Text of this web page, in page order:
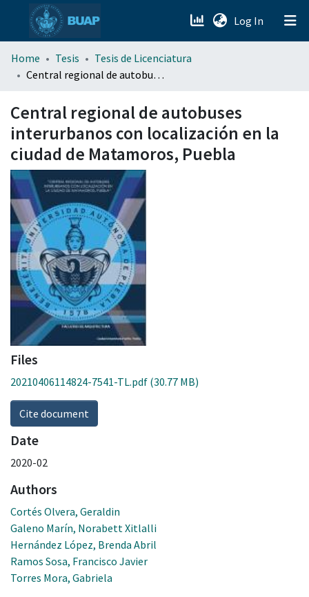
Log In (current)
menu.section.about_menu
Home Tesis
Tesis de Licenciatura
Central regional de autobuses interurbanos con localización en la ciudad de Matamoros, Puebla
Central regional de autobuses
interurbanos con localización en la
ciudad de Matamoros, Puebla
Files
20210406114824-7541-TL.pdf (30.77 MB)
Cite document
Date
2020-02
Authors
Cortés Olvera, Geraldin
Galeno Marín, Norabett Xitlalli
Hernández López, Brenda Abril
Ramos Sosa, Francisco Javier
Torres Mora, Gabriela